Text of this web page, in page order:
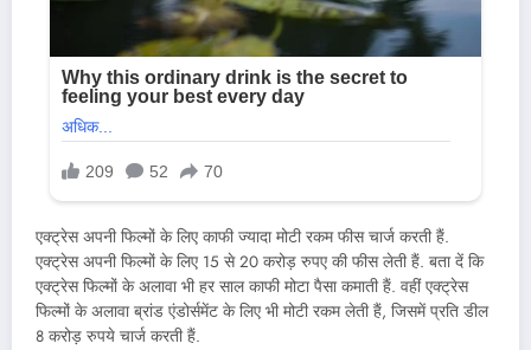
एक्ट्रेस अपनी फिल्मों के लिए काफी ज्यादा मोटी रकम फीस चार्ज करती हैं.
एक्ट्रेस अपनी फिल्मों के लिए 15 से 20 करोड़ रुपए की फीस लेती हैं. बता दें कि
एक्ट्रेस फिल्मों के अलावा भी हर साल काफी मोटा पैसा कमाती हैं. वहीं एक्ट्रेस
फिल्मों के अलावा ब्रांड एंडोर्समेंट के लिए भी मोटी रकम लेती हैं, जिसमें प्रति डील
8 करोड़ रुपये चार्ज करती हैं.